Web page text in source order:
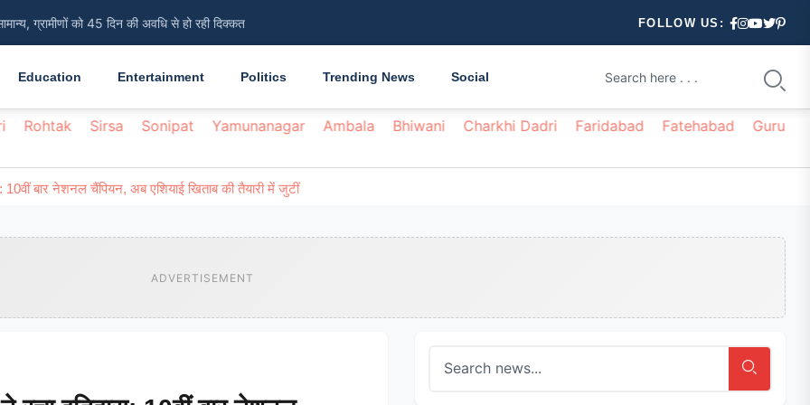
ग्रामीणों को 45 दिन की अवधि से हो रही दिक्कत FOLLOW US:
Education Entertainment Politics Trending News Social
Rohtak Sirsa Sonipat Yamunanagar Ambala Bhiwani Charkhi Dadri Faridabad Fatehabad
10वीं बार नेशनल चैंपियन, अब एशियाई खिताब की तैयारी में जुटीं
ADVERTISEMENT